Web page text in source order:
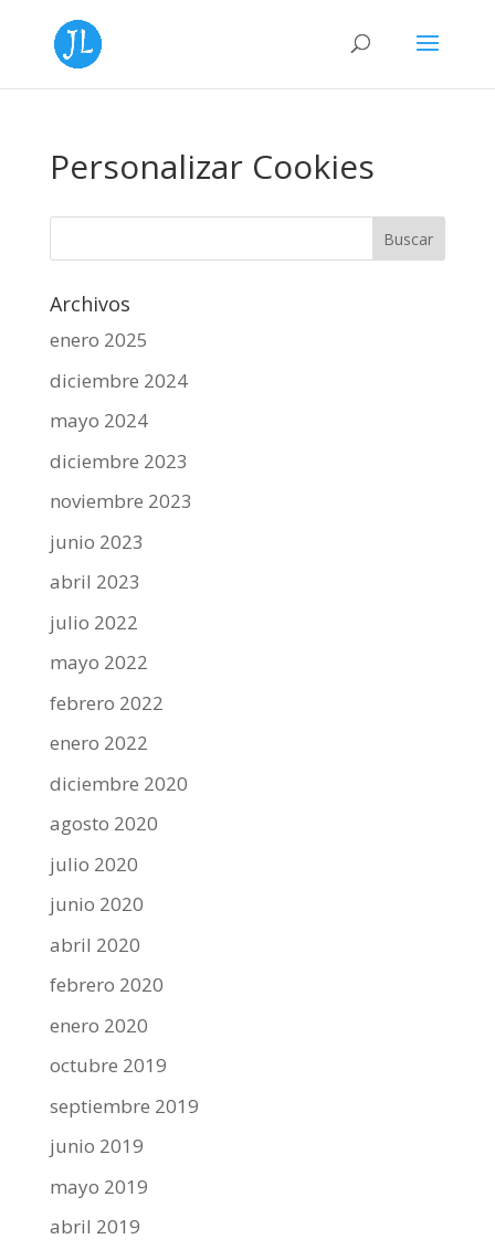
Personalizar Cookies
Archivos
enero 2025
diciembre 2024
mayo 2024
diciembre 2023
noviembre 2023
junio 2023
abril 2023
julio 2022
mayo 2022
febrero 2022
enero 2022
diciembre 2020
agosto 2020
julio 2020
junio 2020
abril 2020
febrero 2020
enero 2020
octubre 2019
septiembre 2019
junio 2019
mayo 2019
abril 2019